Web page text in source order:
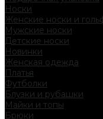
Носки
Женские носки и
Мужские носки
Детские носки
Новинки
Женская одежда
Платья
Футболки
Блузки и рубашки
Майки и топы
Брюки